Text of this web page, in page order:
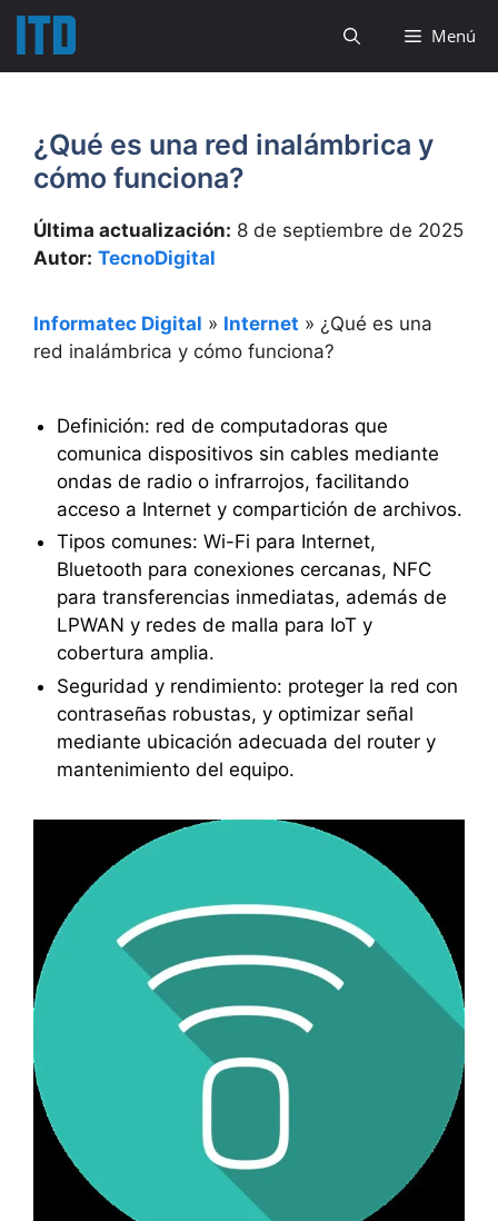
Saltar
contenido
Menú
¿Qué es una red inalámbrica y
cómo funciona?
Última actualización: 8 de septiembre de 2025
Autor: TecnoDigital
Informatec Digital » Internet » ¿Qué es una
red inalámbrica y cómo funciona?
Definición: red de computadoras que
comunica dispositivos sin cables mediante
ondas de radio o infrarrojos, facilitando
acceso a Internet y compartición de archivos.
Tipos comunes: Wi-Fi para Internet,
Bluetooth para conexiones cercanas, NFC
para transferencias inmediatas, además de
LPWAN y redes de malla para IoT y
cobertura amplia.
Seguridad y rendimiento: proteger la red con
contraseñas robustas, y optimizar señal
mediante ubicación adecuada del router y
mantenimiento del equipo.